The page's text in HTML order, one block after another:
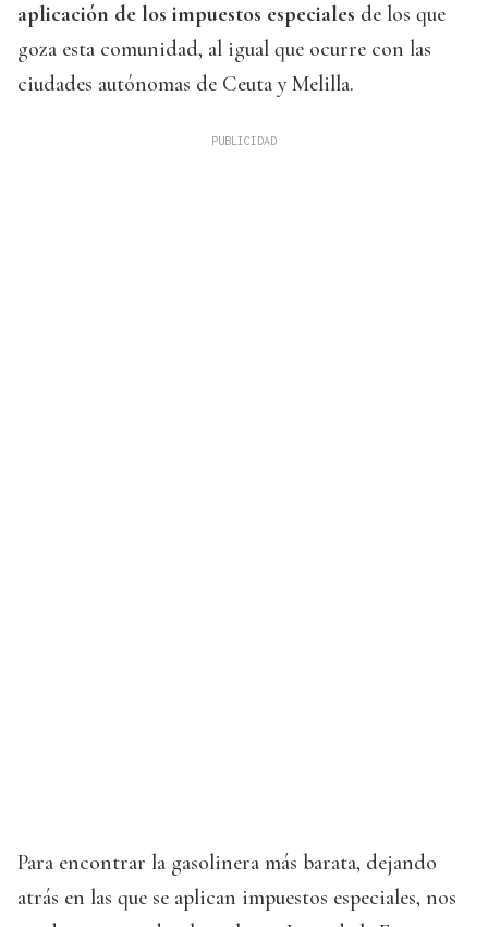
aplicación de los impuestos especiales de los que
goza esta comunidad, al igual que ocurre con las
ciudades autónomas de Ceuta y Melilla.
Para encontrar la gasolinera más barata, dejando
atrás en las que se aplican impuestos especiales, nos